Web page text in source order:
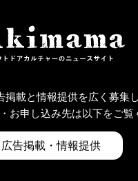
掲載と情報提供を広く募集
お申し込み先は以下をご覧
広告掲載・情報提供